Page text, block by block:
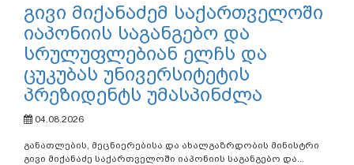
გივი მიქანაძემ საქართველოში
იაპონიის საგანგებო და
სრულუფლებიან ელჩს და
ცუკუბას უნივერსიტეტის
პრეზიდენტს უმასპინძლა
04.08.2026
განათლების, მეცნიერებისა და ახალგაზრდობის მინისტრი
გივი მიქანაძე საქართველოში იაპონიის საგანგებო და...